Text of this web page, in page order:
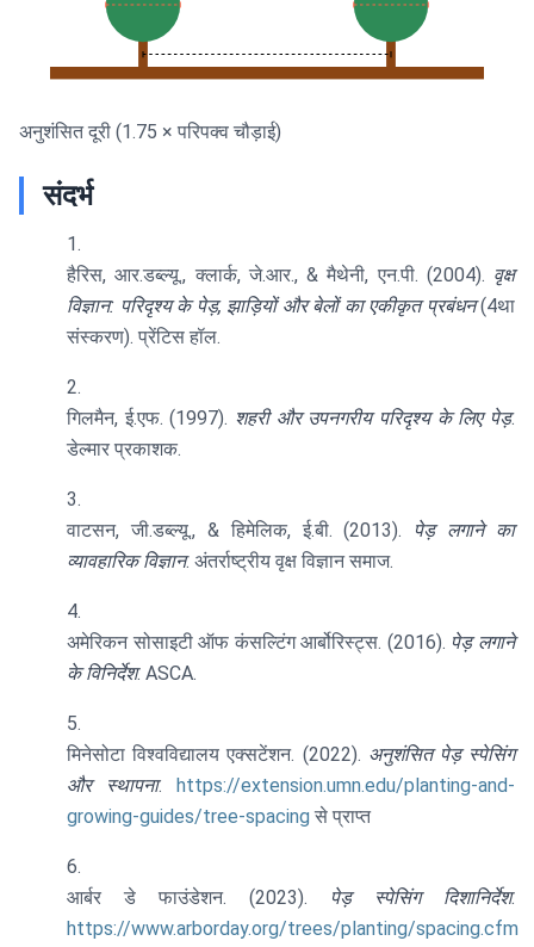
वृक्ष 1 वृक्ष 2
अनुशंसित दूरी (1.75 × परिपक्व चौड़ाई)
संदर्भ
हैरिस, आर.डब्ल्यू., क्लार्क, जे.आर., & मैथेनी, एन.पी. (2004). वृक्ष
विज्ञान: परिदृश्य के पेड़, झाड़ियों और बेलों का एकीकृत प्रबंधन(4था
संस्करण). प्रेंटिस हॉल.
गिलमैन, ई.एफ. (1997). शहरी और उपनगरीय परिदृश्य के लिए पेड़.
डेल्मार प्रकाशक.
वाटसन, जी.डब्ल्यू., & हिमेलिक, ई.बी. (2013). पेड़ लगाने का
व्यावहारिक विज्ञान. अंतर्राष्ट्रीय वृक्ष विज्ञान समाज.
अमेरिकन सोसाइटी ऑफ कंसल्टिंग आर्बोरिस्ट्स. (2016). पेड़ लगाने
के विनिर्देश. ASCA.
मिनेसोटा विश्वविद्यालय एक्सटेंशन. (2022). अनुशंसित पेड़ स्पेसिंग
और स्थापना. https://extension.umn.edu/planting-and-
growing-guides/tree-spacing से प्राप्त
आर्बर डे फाउंडेशन. (2023). पेड़ स्पेसिंग दिशानिर्देश.
https://www.arborday.org/trees/planting/spacing.cfm